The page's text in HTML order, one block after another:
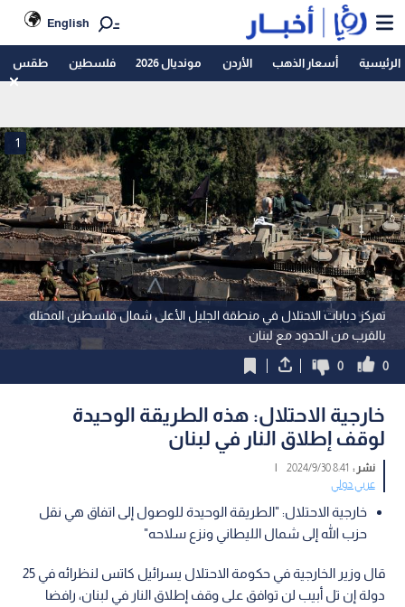
English
الرئيسية أسعار الذهب الأردن مونديال 2026 فلسطين طقس
تمركز دبابات الاحتلال في منطقة الجليل الأعلى شمال فلسطين المحتلة
بالقرب من الحدود مع لبنان
1
0
0
خارجية الاحتلال: هذه الطريقة الوحيدة
لوقف إطلاق النار في لبنان
نشر : 8:41 2024/9/30
|
عربي دولي
خارجية الاحتلال: "الطريقة الوحيدة للوصول إلى اتفاق هي نقل
حزب الله إلى شمال الليطاني ونزع سلاحه"
قال وزير الخارجية في حكومة الاحتلال يسرائيل كاتس لنظرائه في 25
دولة إن تل أبيب لن توافق على وقف إطلاق النار في لبنان، رافضا